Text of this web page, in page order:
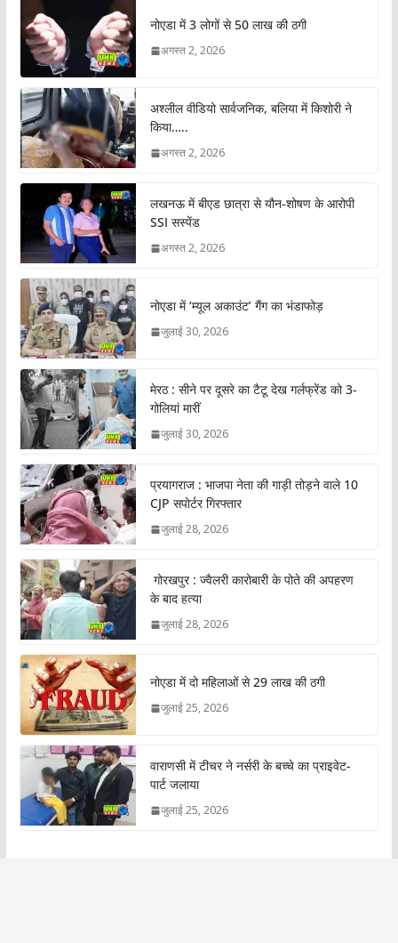
नोएडा में 3 लोगों से 50 लाख की ठगी
अगस्त 2, 2026
अश्लील वीडियो सार्वजनिक, बलिया में किशोरी ने
किया…..
अगस्त 2, 2026
लखनऊ में बीएड छात्रा से यौन-शोषण के आरोपी
SSI सस्पेंड
अगस्त 2, 2026
नोएडा में ‘म्यूल अकाउंट’ गैंग का भंडाफोड़
जुलाई 30, 2026
मेरठ : सीने पर दूसरे का टैटू देख गर्लफ्रेंड को 3-
गोलियां मारीं
जुलाई 30, 2026
प्रयागराज : भाजपा नेता की गाड़ी तोड़ने वाले 10
CJP सपोर्टर गिरफ्तार
जुलाई 28, 2026
गोरखपुर : ज्वैलरी कारोबारी के पोते की अपहरण
के बाद हत्या
जुलाई 28, 2026
नोएडा में दो महिलाओं से 29 लाख की ठगी
जुलाई 25, 2026
वाराणसी में टीचर ने नर्सरी के बच्चे का प्राइवेट-
पार्ट जलाया
जुलाई 25, 2026